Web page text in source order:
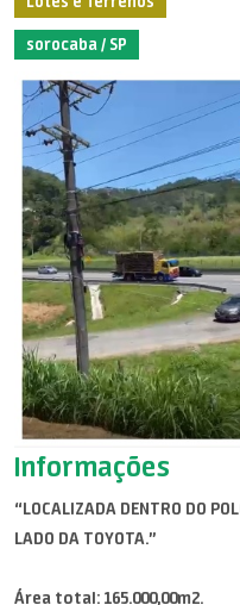
sorocaba / SP
Informações
“LOCALIZADA DENTRO DO
LADO DA TOYOTA.”
Área total: 165.000,00m2.